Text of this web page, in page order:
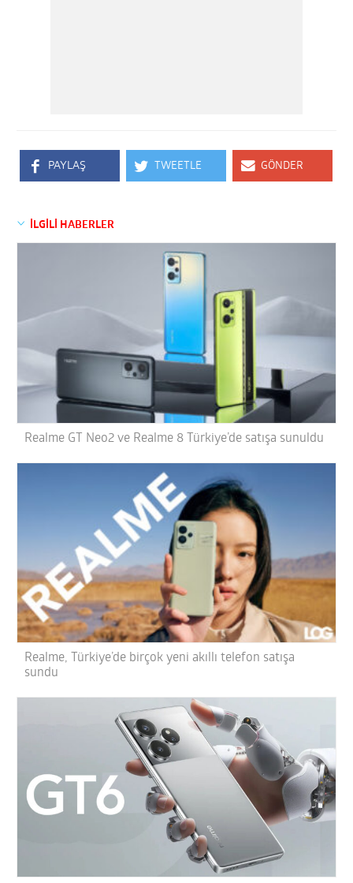
PAYLAŞ TWEETLE GÖNDER
İLGİLİ HABERLER
Realme GT Neo2 ve Realme 8 Türkiye’de satışa sunuldu
Realme, Türkiye’de birçok yeni akıllı telefon satışa
sundu